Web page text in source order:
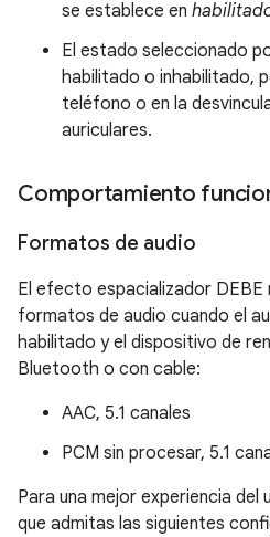
se establece en
El estado seleccionado
habilitado o inhabilitado,
teléfono o en la
auriculares.
Comportamiento
Formatos de audio
El efecto espacializador DEBE
formatos de audio cuando el
habilitado y el dispositivo de
Bluetooth o con cable:
AAC, 5.1 canales
PCM sin procesar, 5.1
Para una mejor experiencia
que admitas las siguientes